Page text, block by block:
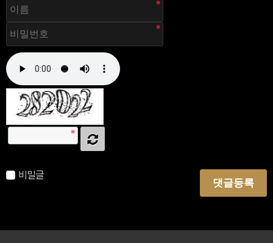
비밀글
댓글등록